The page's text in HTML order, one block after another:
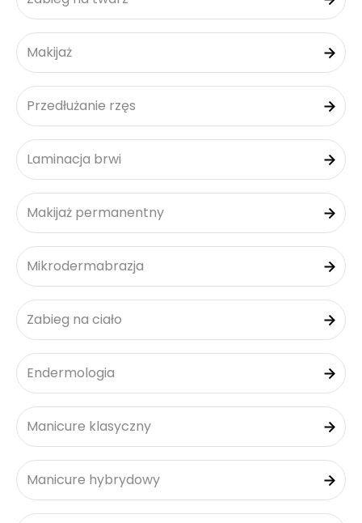
Makijaż
Przedłużanie rzęs
Laminacja brwi
Makijaż permanentny
Mikrodermabrazja
Zabieg na ciało
Endermologia
Manicure klasyczny
Manicure hybrydowy